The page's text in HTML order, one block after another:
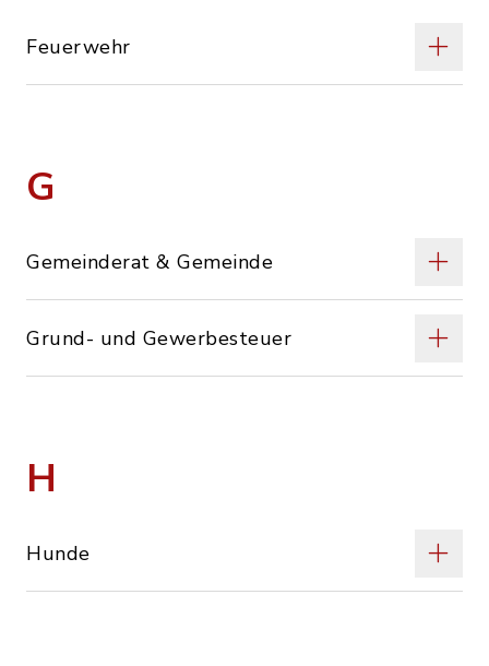
Feuerwehr
G
Gemeinderat & Gemeinde
Grund- und Gewerbesteuer
H
Hunde